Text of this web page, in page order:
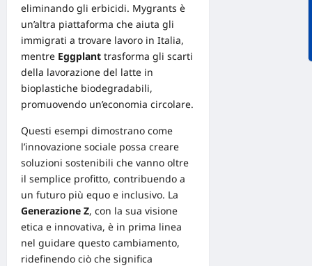
eliminando gli erbicidi. Mygrants è
un’altra piattaforma che aiuta gli
immigrati a trovare lavoro in Italia,
mentre Eggplant trasforma gli scarti
della lavorazione del latte in
bioplastiche biodegradabili,
promuovendo un’economia circolare.
Questi esempi dimostrano come
l’innovazione sociale possa creare
soluzioni sostenibili che vanno oltre
il semplice profitto, contribuendo a
un futuro più equo e inclusivo. La
Generazione Z, con la sua visione
etica e innovativa, è in prima linea
nel guidare questo cambiamento,
ridefinendo ciò che significa